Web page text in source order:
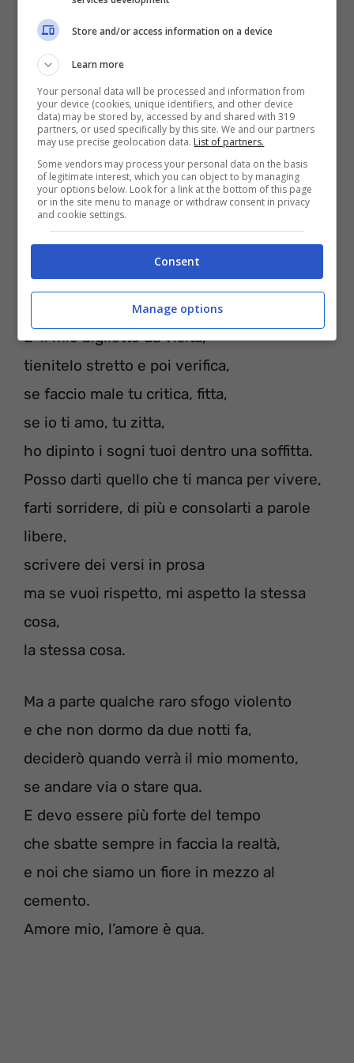
poi tiro la corda e attacco prima che mi
morda.
Ma a parte qualche sfogo violento
e che non dormo da due notti fa,
deciderò quando verrà il mio momento,
se andare via o stare qua.
E devo essere più forte del tempo
che sbatte sempre in faccia la realtà,
è che do peso a tutto quello che sento,
E’ il mio biglietto da visita,
tienitelo stretto e poi verifica,
se faccio male tu critica, fitta,
se io ti amo, tu zitta,
ho dipinto i sogni tuoi dentro una soffitta.
Posso darti quello che ti manca per vivere,
farti sorridere, di più e consolarti a parole
libere,
scrivere dei versi in prosa
ma se vuoi rispetto, mi aspetto la stessa
cosa,
la stessa cosa.
Ma a parte qualche raro sfogo violento
e che non dormo da due notti fa,
deciderò quando verrà il mio momento,
se andare via o stare qua.
E devo essere più forte del tempo
che sbatte sempre in faccia la realtà,
e noi che siamo un fiore in mezzo al
cemento.
Amore mio, l’amore è qua.
Store and/or access information on a device
Learn more
Your personal data will be processed and information from
your device (cookies, unique identifiers, and other device
data) may be stored by, accessed by and shared with 319
partners, or used specifically by this site. We and our partners
may use precise geolocation data. List of partners.
Some vendors may process your personal data on the basis
of legitimate interest, which you can object to by managing
your options below. Look for a link at the bottom of this page
or in the site menu to manage or withdraw consent in privacy
and cookie settings.
Consent
Manage options